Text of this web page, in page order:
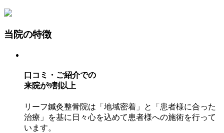
当院の特徴
口コミ・ご紹介での
来院が9割以上
リーフ鍼灸整骨院は「地域密着」と「患者様に合った
治療」を基に日々心を込めて患者様への施術を行って
います。